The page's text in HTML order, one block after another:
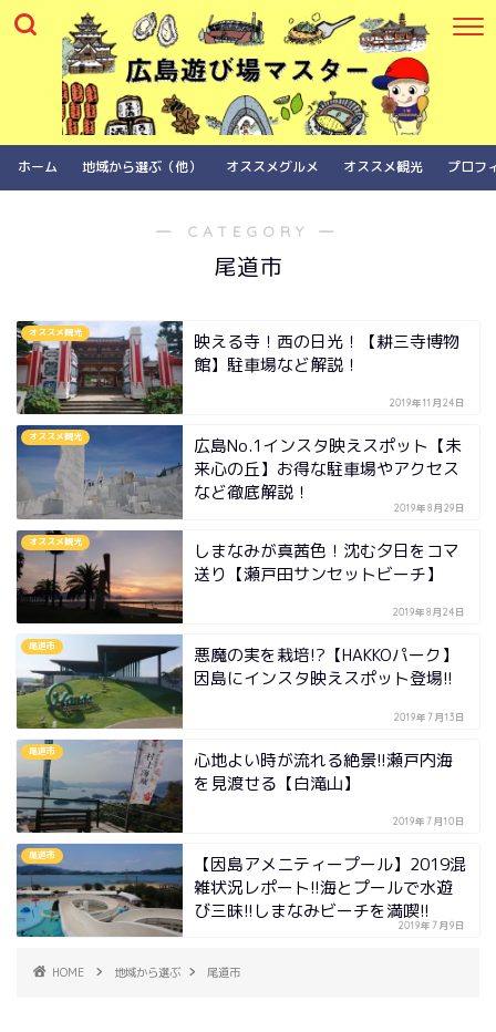
ホーム 地域から選ぶ（他） オススメグルメ オススメ観光 プロフ
― CATEGORY ―
尾道市
オススメ観光
映える寺！西の日光！【耕三寺博物
館】駐車場など解説！
2019年11月24日
オススメ観光
広島No.1インスタ映えスポット【未
来心の丘】お得な駐車場やアクセス
など徹底解説！
2019年8月29日
オススメ観光
しまなみが真茜色！沈む夕日をコマ
送り【瀬戸田サンセットビーチ】
2019年8月24日
尾道市
悪魔の実を栽培!?【HAKKOパーク】
因島にインスタ映えスポット登場!!
2019年7月13日
尾道市
心地よい時が流れる絶景!!瀬戸内海
を見渡せる【白滝山】
2019年7月10日
尾道市
【因島アメニティープール】2019混
雑状況レポート!!海とプールで水遊
び三昧!!しまなみビーチを満喫!!
2019年7月9日
HOME 地域から選ぶ 尾道市